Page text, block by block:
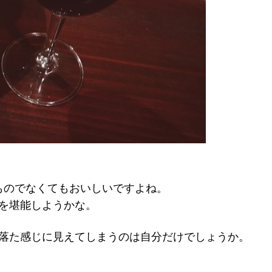
でなくてもおいしいですよね。
能しようかな。
感じに見えてしまうのは自分だけでしょうか。